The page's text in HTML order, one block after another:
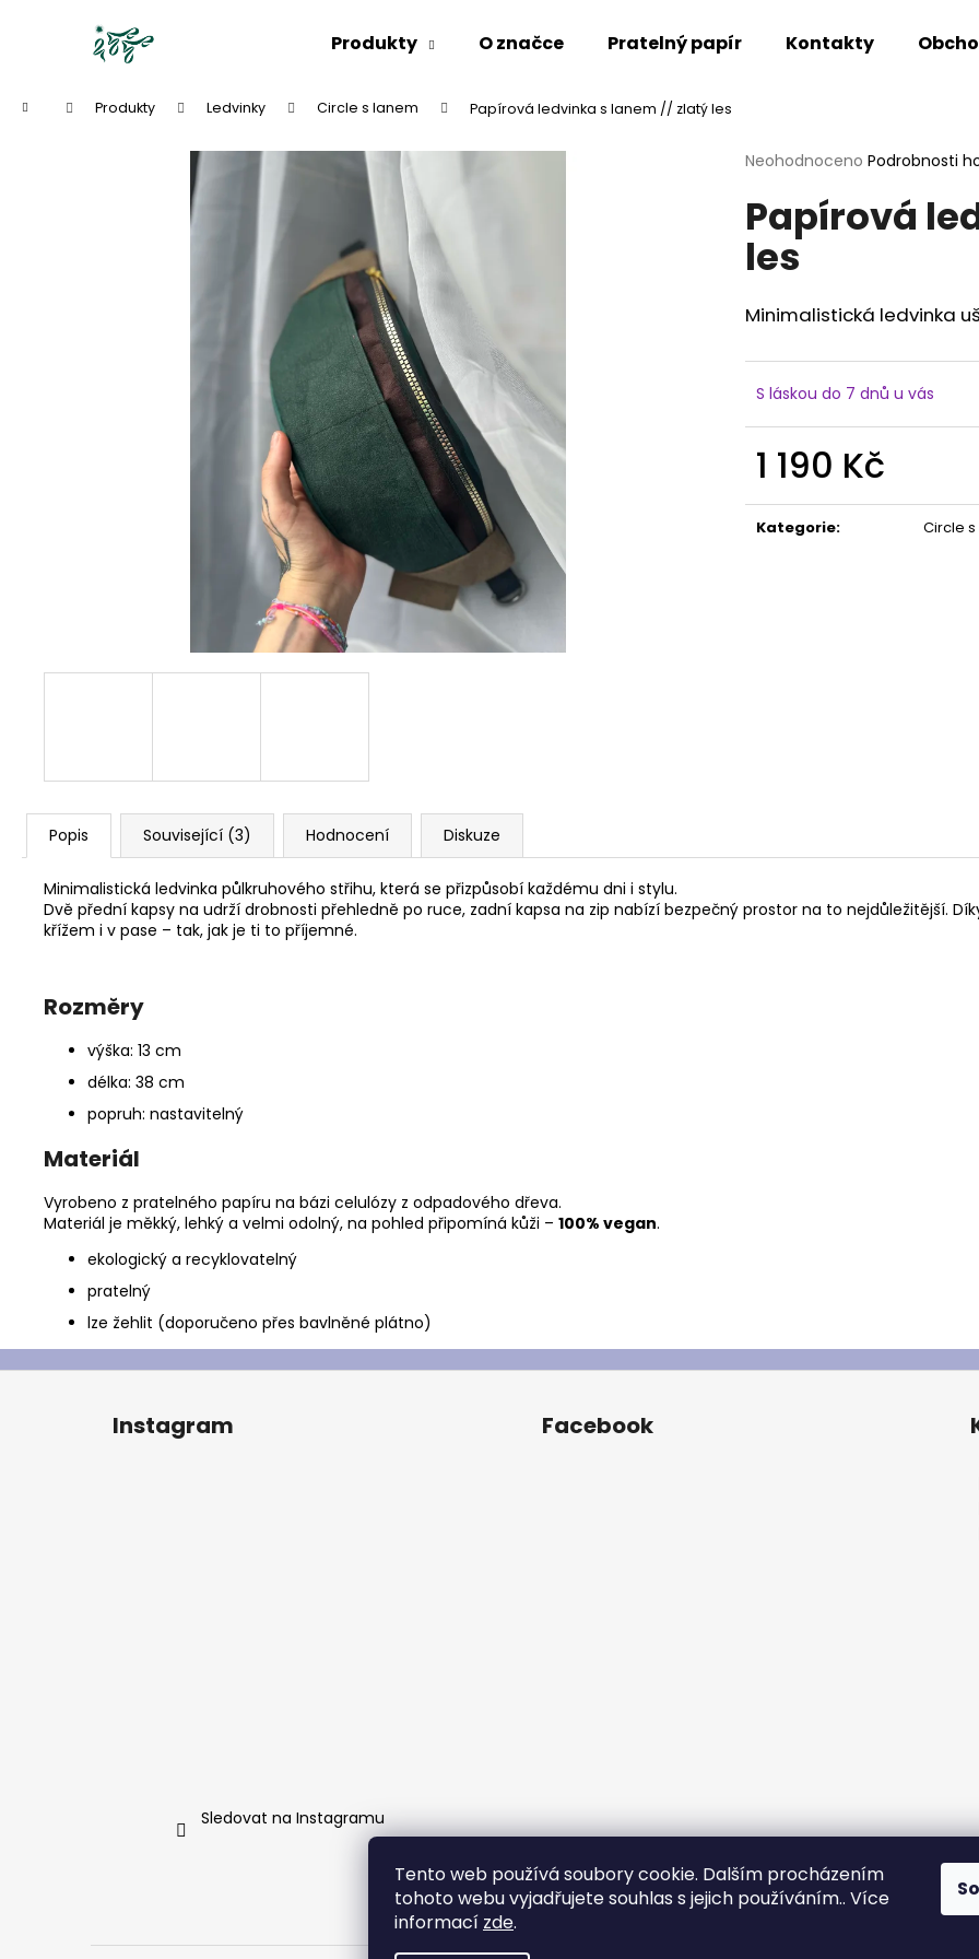
Tento web používá soubory cookie. Dalším procházením
tohoto webu vyjadřujete souhlas s jejich používáním.. Více
informací zde.
Produkty O značce Pratelný papír Kontakty
Domů Produkty Ledvinky Circle s lanem Papírová ledvinka s lanem // zlatý les
Průměrné
produktu
je
0,0
hvězdiček.
Neohodnoceno Podrobnosti
Papírová
les
Minimalistická ledvinka
S láskou do 7 dnů u vás
1 190 Kč
cena:
Kategorie: Circle
Popis Související (3) Hodnocení Diskuze
Minimalistická ledvinka půlkruhového střihu, která se přizpůsobí každému dni i stylu.
Dvě přední kapsy na udrží drobnosti přehledně po ruce, zadní kapsa na zip nabízí bezpečný prostor na to nejdůležitější.
křížem i v pase – tak, jak je ti to příjemné.
Rozměry
výška: 13 cm
délka: 38 cm
popruh: nastavitelný
Materiál
Vyrobeno z pratelného papíru na bázi celulózy z odpadového dřeva.
Materiál je měkký, lehký a velmi odolný, na pohled připomíná kůži – 100% vegan.
ekologický a recyklovatelný
pratelný
lze žehlit (doporučeno přes bavlněné plátno)
Zpět
obchodu
Zpět
obchodu
Co potřebujete najít?
HLEDAT
PAPÍROVÁ LEDVINKA // FUCHSIA ~ PAPÍROVÁ LEDVINKA S LANEM // DARK
GREEN + BLACK
1 190 Kč
PAPÍROVÁ
OCEAN
Z
Instagram
Sledovat na Instagramu
Facebook